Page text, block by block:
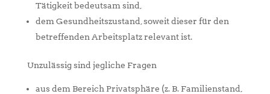
Tätigkeit bedeutsam sind,
dem Gesundheitszustand, soweit dieser für den
betreffenden Arbeitsplatz relevant ist.
Unzulässig sind jegliche Fragen
aus dem Bereich Privatsphäre (z. B. Familienstand,